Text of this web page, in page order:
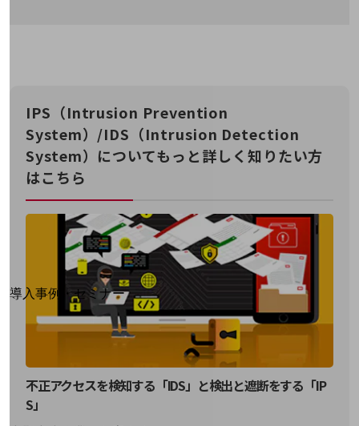
セキュリティ
運用保守・故障紛失サポート
回線・ネットワーク
お手続き
別ウィンドウで開きます
サービスをご利用中のお客さま
導入事例・セミナー
導入事例TOP
最新の導入事例や注目の導入事例をご紹介します
開催・出展する各種セミナー、イベント情報をご紹介します
IPS（Intrusion Prevention
System）/IDS（Intrusion Detection
System）についてもっと詳しく知りたい方
はこちら
不正アクセスを検知する「IDS」と検出と遮断をする「IP
S」